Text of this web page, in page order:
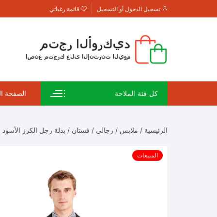
إلى
تسجيل الدخول أو التسجيل قائمة رغباتي
كل فئة الملاحة الصفحة
الرئيسية / ملابس / رجالي / فستان / بدلة رجل الكرز الأسود
المبيعات